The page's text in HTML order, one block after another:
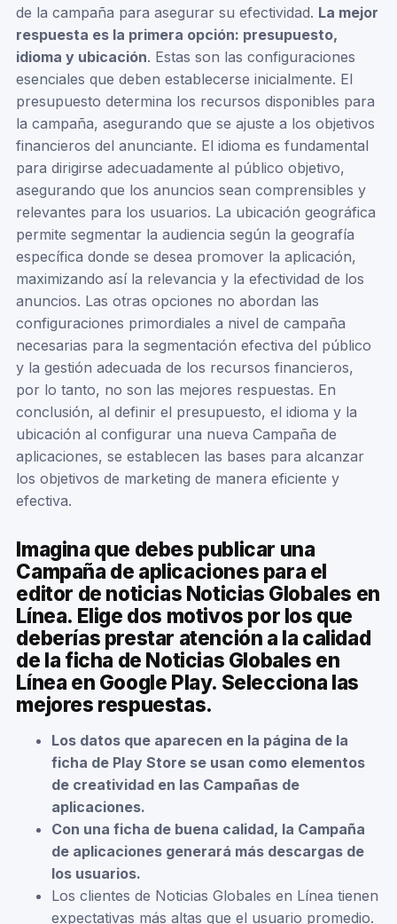
de la campaña para asegurar su efectividad. La mejor
respuesta es la primera opción: presupuesto,
idioma y ubicación. Estas son las configuraciones
esenciales que deben establecerse inicialmente. El
presupuesto determina los recursos disponibles para
la campaña, asegurando que se ajuste a los objetivos
financieros del anunciante. El idioma es fundamental
para dirigirse adecuadamente al público objetivo,
asegurando que los anuncios sean comprensibles y
relevantes para los usuarios. La ubicación geográfica
permite segmentar la audiencia según la geografía
específica donde se desea promover la aplicación,
maximizando así la relevancia y la efectividad de los
anuncios. Las otras opciones no abordan las
configuraciones primordiales a nivel de campaña
necesarias para la segmentación efectiva del público
y la gestión adecuada de los recursos financieros,
por lo tanto, no son las mejores respuestas. En
conclusión, al definir el presupuesto, el idioma y la
ubicación al configurar una nueva Campaña de
aplicaciones, se establecen las bases para alcanzar
los objetivos de marketing de manera eficiente y
efectiva.
Imagina que debes publicar una
Campaña de aplicaciones para el
editor de noticias Noticias Globales en
Línea. Elige dos motivos por los que
deberías prestar atención a la calidad
de la ficha de Noticias Globales en
Línea en Google Play. Selecciona las
mejores respuestas.
Los datos que aparecen en la página de la
ficha de Play Store se usan como elementos
de creatividad en las Campañas de
aplicaciones.
Con una ficha de buena calidad, la Campaña
de aplicaciones generará más descargas de
los usuarios.
Los clientes de Noticias Globales en Línea tienen
expectativas más altas que el usuario promedio.